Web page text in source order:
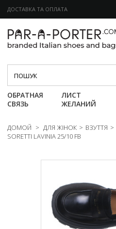
ДОСТАВКА ТА ОПЛАТА
Категории
ОБРАТНАЯ
СВЯЗЬ
ЛИСТ
ЖЕЛАНИЙ
ДОМОЙ > ДЛЯ ЖІНОК > ВЗУТТЯ >
SORETTI LAVINIA 25/10 FB